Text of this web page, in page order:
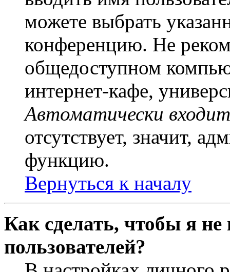
можете выбрать
конференцию. Не
общедоступном
интернет-кафе,
Автоматически
отсутствует, значит,
функцию.
Вернуться к началу
Как сделать, чтобы я
пользователей?